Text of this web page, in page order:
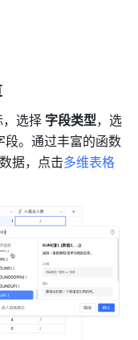
，选择
字段类型，选
段。通过丰富的函数
据，点击多维表格